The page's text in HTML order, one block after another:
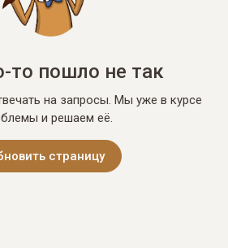
то пошло не так
на запросы. Мы уже в курсе
и решаем её.
страницу